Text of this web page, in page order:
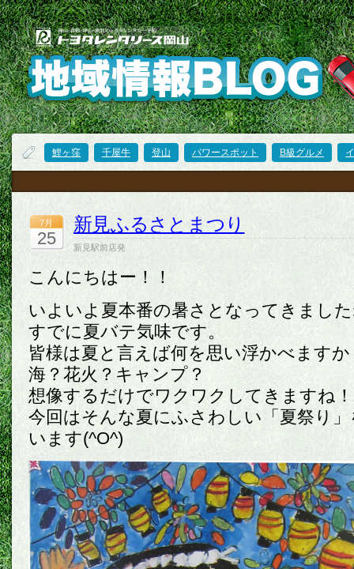
鯉ヶ窪 千屋牛 登山 パワースポット B級グルメ
7月
25
新見ふるさとまつり
新見駅前店発
こんにちはー！！
いよいよ夏本番の暑さとなってきまし
すでに夏バテ気味です。
皆様は夏と言えば何を思い浮かべます
海？花火？キャンプ？
想像するだけでワクワクしてきますね！
今回はそんな夏にふさわしい「夏祭り
います(^O^)